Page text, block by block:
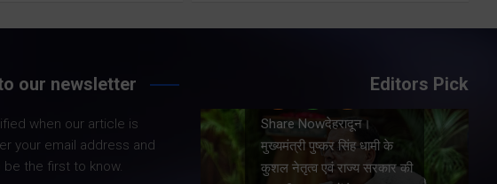
our newsletter
when our article is
your email address and
the first to know.
Editors Pick
Now
Nowदेहरादून।
पुष्कर सिंह धामी के
नेतृत्व एवं राज्य सरकार की
Share Nowदेहरादून।
मुख्यमंत्री पुष्कर सिंह धामी ने
प्रदेश में शहरी आधारभूत
सुविधाओं के सुदृढ़ीकरण तथा